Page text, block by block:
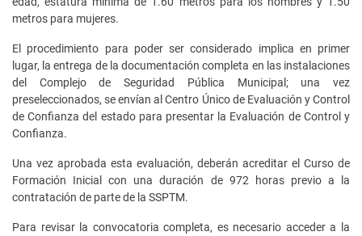
metros para mujeres.
El procedimiento para poder ser considerado implica en primer
lugar, la entrega de la documentación completa en las instalaciones
del Complejo de Seguridad Pública Municipal; una vez
preseleccionados, se envían al Centro Único de Evaluación y Control
de Confianza del estado para presentar la Evaluación de Control y
Confianza.
Una vez aprobada esta evaluación, deberán acreditar el Curso de
Formación Inicial con una duración de 972 horas previo a la
contratación de parte de la SSPTM.
Para revisar la convocatoria completa, es necesario acceder a la